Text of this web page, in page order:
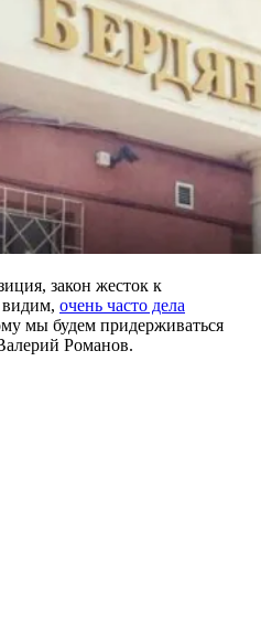
закон жесток к
видим, очень часто дела
мы будем придерживаться
Романов.